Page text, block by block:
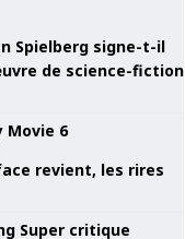
Spielberg signe-t-il
de science-fiction
revient, les rires